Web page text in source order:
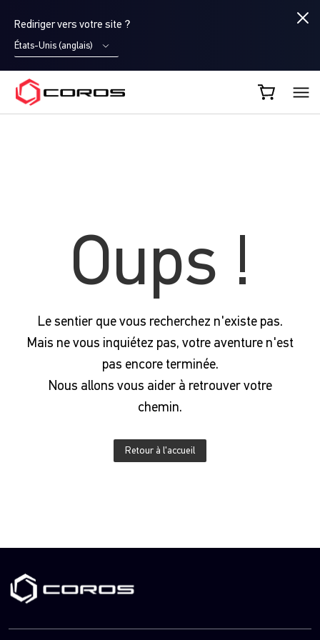
Rediriger vers votre site ?
États-Unis (anglais)
COROS FR
Oups !
Le sentier que vous recherchez n'existe pas.
Mais ne vous inquiétez pas, votre aventure n'est
pas encore terminée.
Nous allons vous aider à retrouver votre
chemin.
Retour à l'accueil